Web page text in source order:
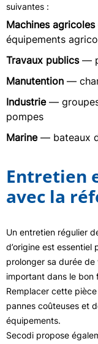
suivantes :
Machines agricoles
équipements
Travaux publics—
Manutention —
Industrie— groupes
pompes
Marine— bateaux
Entretien
avec la
Un entretien régulier
d’origine est
prolonger sa durée de
important dans le bon
Remplacer cette
pannes coûteuses et
équipements.
Secodi propose